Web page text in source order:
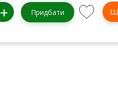
+ Придбати